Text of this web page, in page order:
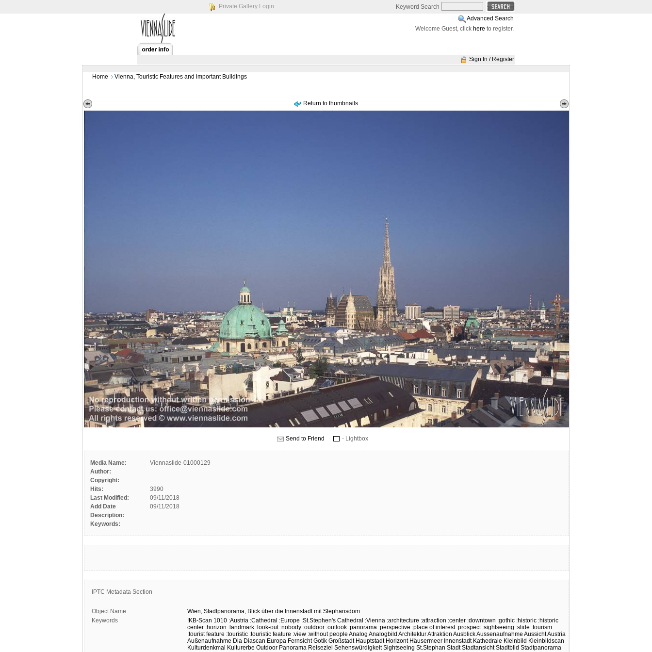
Private Gallery Login
Keyword Search
Advanced Search
Welcome Guest, click here to register.
Sign In / Register
Home Vienna, Touristic Features and important Buildings
Return to thumbnails
Send to Friend - Lightbox
Media Name:
Viennaslide-01000129
Author:
Copyright:
Hits:
3990
Last Modified:
09/11/2018
Add Date
09/11/2018
Description:
Keywords:
IPTC Metadata Section
Object Name Wien, Stadtpanorama, Blick über die Innenstadt mit Stephansdom
Keywords
!KB-Scan 1010 :Austria :Cathedral :Europe :St.Stephen's Cathedral :Vienna :architecture :attraction :center :downtown :gothic :historic :historic
center :horizon :landmark :look-out :nobody :outdoor :outlook :panorama :perspective :place of interest :prospect :sightseeing :slide :tourism
:tourist feature :touristic :touristic feature :view :without people Analog Analogbild ArchitekturAttraktion AusblickAussenaufnahme AussichtAustria
Außenaufnahme Dia Diascan Europa Fernsicht Gotik Großstadt Hauptstadt Horizont Häusermeer Innenstadt Kathedrale Kleinbild Kleinbildscan
Kulturdenkmal Kulturerbe Outdoor Panorama Reiseziel Sehenswürdigkeit Sightseeing St.Stephan Stadt Stadtansicht Stadtbild Stadtpanorama